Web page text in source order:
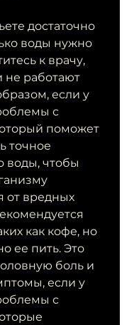
достаточно
воды нужно
к врачу,
не работают
если у
с
поможет
точное
воды, чтобы
от вредных
как кофе, но
ее пить. Это
боль и
если у
с